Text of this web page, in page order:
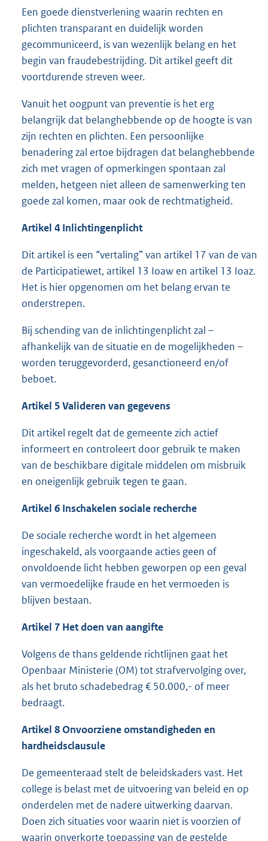
Een goede dienstverlening waarin rechten en
plichten transparant en duidelijk worden
gecommuniceerd, is van wezenlijk belang en het
begin van fraudebestrijding. Dit artikel geeft dit
voortdurende streven weer.
Vanuit het oogpunt van preventie is het erg
belangrijk dat belanghebbende op de hoogte is van
zijn rechten en plichten. Een persoonlijke
benadering zal ertoe bijdragen dat belanghebbende
zich met vragen of opmerkingen spontaan zal
melden, hetgeen niet alleen de samenwerking ten
goede zal komen, maar ook de rechtmatigheid.
Artikel 4 Inlichtingenplicht
Dit artikel is een “vertaling” van artikel 17 van de van
de Participatiewet, artikel 13 Ioaw en artikel 13 Ioaz.
Het is hier opgenomen om het belang ervan te
onderstrepen.
Bij schending van de inlichtingenplicht zal –
afhankelijk van de situatie en de mogelijkheden –
worden teruggevorderd, gesanctioneerd en/of
beboet.
Artikel 5 Valideren van gegevens
Dit artikel regelt dat de gemeente zich actief
informeert en controleert door gebruik te maken
van de beschikbare digitale middelen om misbruik
en oneigenlijk gebruik tegen te gaan.
Artikel 6 Inschakelen sociale recherche
De sociale recherche wordt in het algemeen
ingeschakeld, als voorgaande acties geen of
onvoldoende licht hebben geworpen op een geval
van vermoedelijke fraude en het vermoeden is
blijven bestaan.
Artikel 7 Het doen van aangifte
Volgens de thans geldende richtlijnen gaat het
Openbaar Ministerie (OM) tot strafvervolging over,
als het bruto schadebedrag € 50.000,- of meer
bedraagt.
Artikel 8 Onvoorziene omstandigheden en
hardheidsclausule
De gemeenteraad stelt de beleidskaders vast. Het
college is belast met de uitvoering van beleid en op
onderdelen met de nadere uitwerking daarvan.
Doen zich situaties voor waarin niet is voorzien of
waarin onverkorte toepassing van de gestelde